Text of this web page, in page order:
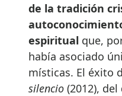
de la tradición
espiritual que,
había asociado
místicas. El éxito
silencio (2012),